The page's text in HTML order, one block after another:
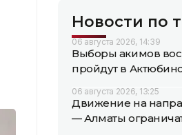
Новости по
06 августа 2026, 14:39
Выборы акимов
пройдут в
06 августа 2026, 13:25
Движение на
— Алматы